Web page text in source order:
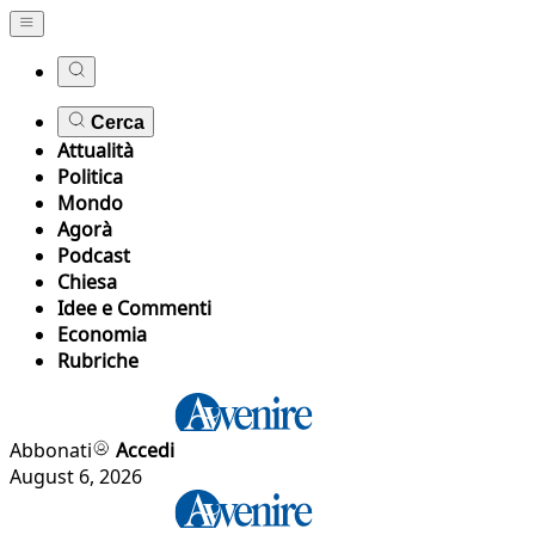
Cerca
Attualità
Politica
Mondo
Agorà
Podcast
Chiesa
Idee e Commenti
Economia
Rubriche
Abbonati
Accedi
August 6, 2026